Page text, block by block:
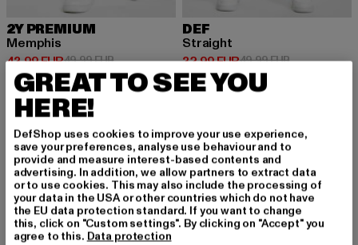
2Y PREMIUM
Memphis
43,99 EUR
Ajankohtainen hinta: 43,99 EUR
49,99 EURKampanjahinta: 49,99 EUR
DEF
Straight
32,99 EUR
Ajankohtainen hinta: 32,99 EUR
49,99 EUR
GREAT TO SEE YOU
HERE!
DefShop uses cookies to improve your use experience,
save your preferences, analyse use behaviour and to
provide and measure interest-based contents and
advertising. In addition, we allow partners to extract data
or to use cookies. This may also include the processing of
your data in the USA or other countries which do not have
the EU data protection standard. If you want to change
this, click on "Custom settings". By clicking on "Accept" you
agree to this. Data protection